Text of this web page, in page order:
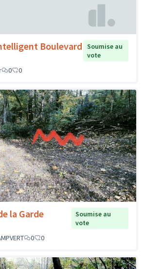
Boulevard
Soumise au
vote
0 0
la Garde
Soumise au
vote
0 0